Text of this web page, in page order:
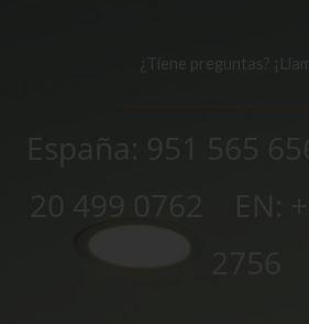
¿Tiene preguntas?
España: 951 565